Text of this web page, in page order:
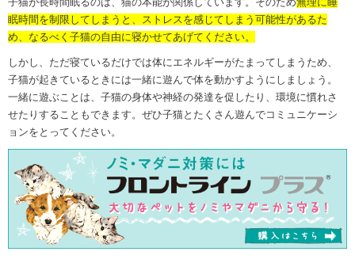
眠時間を制限してしまうと、ストレスを感じてしまう可能性があるた
め、なるべく子猫の自由に寝かせてあげてください。
しかし、ただ寝ているだけでは体にエネルギーがたまってしまうため、
子猫が起きているときには一緒に遊んで体を動かすようにしましょう。
一緒に遊ぶことは、子猫の身体や神経の発達を促したり、環境に慣れさ
せたりすることもできます。ぜひ子猫とたくさん遊んでコミュニケーシ
ョンをとってください。